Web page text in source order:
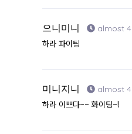
으니미니 almost
하라 파이팅
미니지니 almost
하라 이쁘다~~ 화이팅~!